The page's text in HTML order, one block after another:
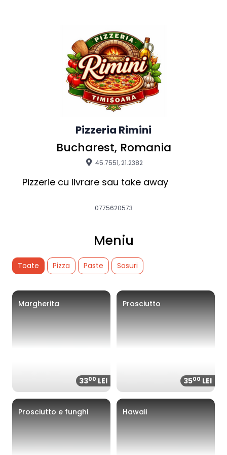
Pizzeria Rimini
Bucharest, Romania
45.7551, 21.2382
Pizzerie cu livrare sau take away
0775620573
Meniu
Toate Pizza Paste Sosuri
Margherita
3300 LEI
Prosciutto
3500 LEI
Prosciutto e funghi Hawaii